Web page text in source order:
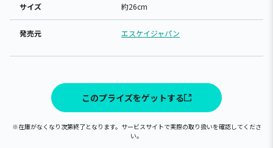
サイズ 約26cm
発売元 エスケイジャパン
このプライズをゲットする
※在庫がなくなり次第終了となります。サービスサイトで実際の取り扱いを確認してくださ
い。